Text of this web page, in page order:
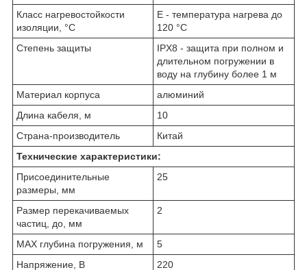
Класс нагревостойкости
изоляции, °С
E - температура нагрева до
120 °С
Степень защиты
IPX8 - защита при полном и
длительном погружении в
воду на глубину более 1 м
Материал корпуса
алюминий
Длина кабеля, м
10
Страна-производитель
Китай
Технические характеристики:
Присоединительные
размеры, мм
25
Размер перекачиваемых
частиц, до, мм
2
MAX глубина погружения, м
5
Напряжение, В
220